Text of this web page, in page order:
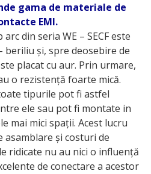
gama de materiale de
EMI.
din seria WE – SECF este
și, spre deosebire de
placat cu aur. Prin urmare,
o rezistență foarte mică.
tipurile pot fi astfel
ele sau pot fi montate in
mai mici spații. Acest lucru
și costuri de
ridicate nu au nici o influență
de conectare a acestor